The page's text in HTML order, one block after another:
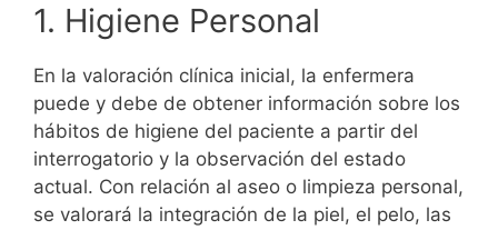
1. Higiene Personal
En la valoración clínica inicial, la enfermera
puede y debe de obtener información sobre los
hábitos de higiene del paciente a partir del
interrogatorio y la observación del estado
actual. Con relación al aseo o limpieza personal,
se valorará la integración de la piel, el pelo, las